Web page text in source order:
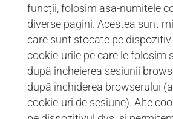
funcții, folosim așa-numitele
diverse pagini. Acestea sunt
care sunt stocate pe
cookie-urile pe care le folosim
după încheierea sesiunii
după închiderea browserului
cookie-uri de sesiune). Alte